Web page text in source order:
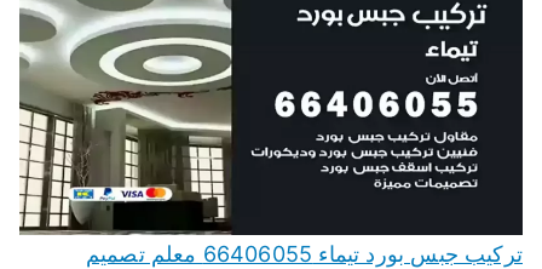
تركيب جبس بورد تيماء 66406055 معلم تصميم